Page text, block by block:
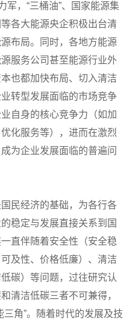
军，“三桶油”、国家能源集
各大能源央企积极出台清
布局。同时，各地方能源
服务公司甚至能源行业外
也都加快布局、切入清洁
转型发展面临的市场竞争
自身的核心竞争力（如加
化服务等），进而在激烈
为企业发展面临的普遍问
民经济的基础，为各行各
稳定与发展直接关系到国
直伴随着安全性（安全稳
及性、价格低廉）、清洁
碳）等问题，过往研究认
清洁低碳三者不可兼得，
角”。随着时代的发展及技